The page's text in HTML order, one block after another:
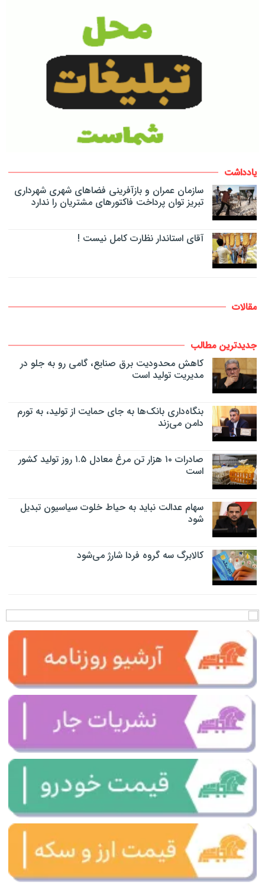
یادداشت
سازمان عمران و بازآفرینی فضاهای شهری شهرداری
تبریز توان پرداخت فاکتورهای مشتریان را ندارد
آقای استاندار نظارت کامل نیست !
مقالات
جدیدترین مطالب
کاهش محدودیت برق صنایع، گامی رو به جلو در
مدیریت تولید است
بنگاه‌داری بانک‌ها به جای حمایت از تولید، به تورم
دامن می‌زند
صادرات ۱۰ هزار تن مرغ معادل ۱.۵ روز تولید کشور
است
سهام عدالت نباید به حیاط خلوت سیاسیون تبدیل
شود
کالابرگ سه گروه فردا شارژ می‌شود